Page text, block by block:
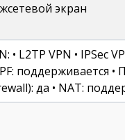
экран
• L2TP VPN • IPSec
поддерживается
да • NAT: